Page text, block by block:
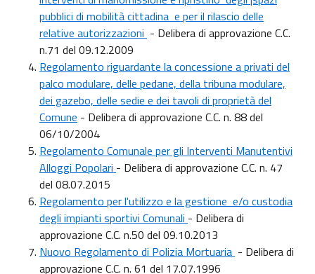
pubblici di mobilità cittadina e per il rilascio delle
relative autorizzazioni - Delibera di approvazione C.C.
n.71 del 09.12.2009
Regolamento riguardante la concessione a privati del
palco modulare, delle pedane, della tribuna modulare,
dei gazebo, delle sedie e dei tavoli di proprietà del
Comune - Delibera di approvazione C.C. n. 88 del
06/10/2004
Regolamento Comunale per gli Interventi Manutentivi
Alloggi Popolari - Delibera di approvazione C.C. n. 47
del 08.07.2015
Regolamento per l'utilizzo e la gestione e/o custodia
degli impianti sportivi Comunali - Delibera di
approvazione C.C. n.50 del 09.10.2013
Nuovo Regolamento di Polizia Mortuaria - Delibera di
approvazione C.C. n. 61 del 17.07.1996